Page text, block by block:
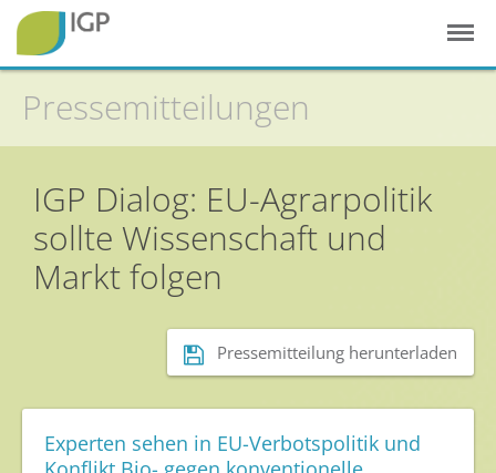
Startseite
Gesunde Pflanzen
Integrierter Pflanzenschutz
Geschichte des Pflanzenschutzes
Pressemitteilungen
IGP Dialog: EU-Agrarpolitik
sollte Wissenschaft und
Markt folgen
Pressemitteilung herunterladen
Experten sehen in EU-Verbotspolitik und